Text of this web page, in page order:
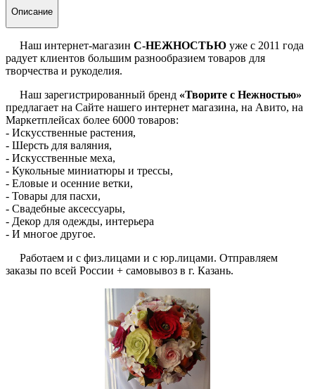
Описание
Наш интернет-магазин С-НЕЖНОСТЬЮ уже с 2011 года
радует клиентов большим разнообразием товаров для
творчества и рукоделия.
Наш зарегистрированный бренд «Творите с Нежностью»
предлагает на Сайте нашего интернет магазина, на Авито, на
Маркетплейсах более 6000 товаров:
- Искусственные растения,
- Шерсть для валяния,
- Искусственные меха,
- Кукольные миниатюры и трессы,
- Еловые и осенние ветки,
- Товары для пасхи,
- Свадебные аксессуары,
- Декор для одежды, интерьера
- И многое другое.
Работаем и с физ.лицами и с юр.лицами. Отправляем
заказы по всей России + самовывоз в г. Казань.